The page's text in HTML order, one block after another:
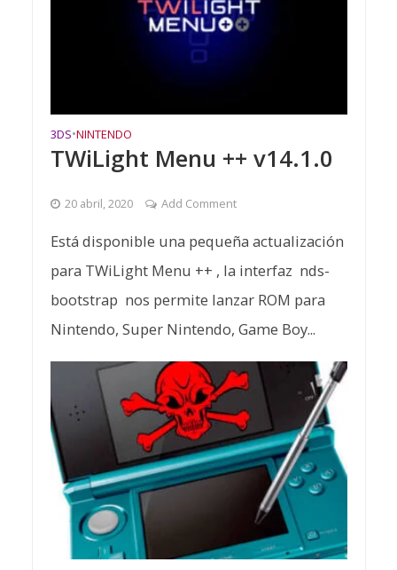
3DS•NINTENDO
TWiLight Menu ++ v14.1.0
20 abril, 2020 Add Comment
Está disponible una pequeña actualización
para TWiLight Menu ++ , la interfaz nds-
bootstrap nos permite lanzar ROM para
Nintendo, Super Nintendo, Game Boy...